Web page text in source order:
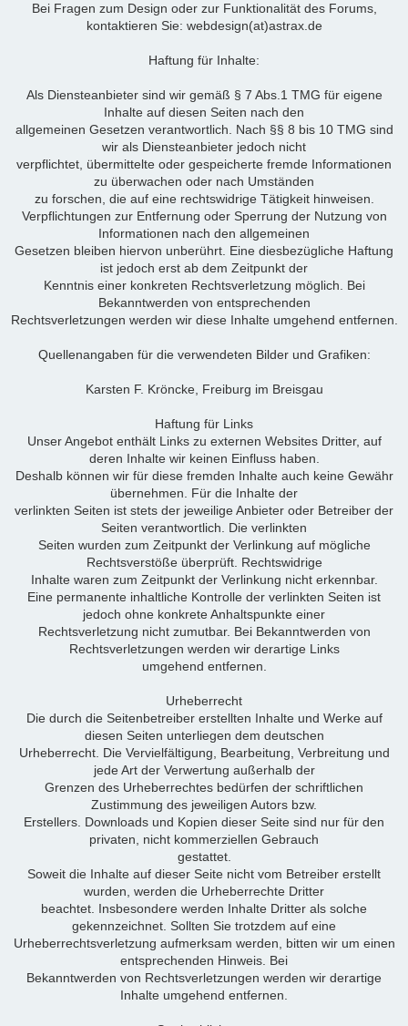
Bei Fragen zum Design oder zur Funktionalität des Forums,
kontaktieren Sie: webdesign(at)astrax.de
Haftung für Inhalte:
Als Diensteanbieter sind wir gemäß § 7 Abs.1 TMG für eigene
Inhalte auf diesen Seiten nach den
allgemeinen Gesetzen verantwortlich. Nach §§ 8 bis 10 TMG sind
wir als Diensteanbieter jedoch nicht
verpflichtet, übermittelte oder gespeicherte fremde Informationen
zu überwachen oder nach Umständen
zu forschen, die auf eine rechtswidrige Tätigkeit hinweisen.
Verpflichtungen zur Entfernung oder Sperrung der Nutzung von
Informationen nach den allgemeinen
Gesetzen bleiben hiervon unberührt. Eine diesbezügliche Haftung
ist jedoch erst ab dem Zeitpunkt der
Kenntnis einer konkreten Rechtsverletzung möglich. Bei
Bekanntwerden von entsprechenden
Rechtsverletzungen werden wir diese Inhalte umgehend entfernen.
Quellenangaben für die verwendeten Bilder und Grafiken:
Karsten F. Kröncke, Freiburg im Breisgau
Haftung für Links
Unser Angebot enthält Links zu externen Websites Dritter, auf
deren Inhalte wir keinen Einfluss haben.
Deshalb können wir für diese fremden Inhalte auch keine Gewähr
übernehmen. Für die Inhalte der
verlinkten Seiten ist stets der jeweilige Anbieter oder Betreiber der
Seiten verantwortlich. Die verlinkten
Seiten wurden zum Zeitpunkt der Verlinkung auf mögliche
Rechtsverstöße überprüft. Rechtswidrige
Inhalte waren zum Zeitpunkt der Verlinkung nicht erkennbar.
Eine permanente inhaltliche Kontrolle der verlinkten Seiten ist
jedoch ohne konkrete Anhaltspunkte einer
Rechtsverletzung nicht zumutbar. Bei Bekanntwerden von
Rechtsverletzungen werden wir derartige Links
umgehend entfernen.
Urheberrecht
Die durch die Seitenbetreiber erstellten Inhalte und Werke auf
diesen Seiten unterliegen dem deutschen
Urheberrecht. Die Vervielfältigung, Bearbeitung, Verbreitung und
jede Art der Verwertung außerhalb der
Grenzen des Urheberrechtes bedürfen der schriftlichen
Zustimmung des jeweiligen Autors bzw.
Erstellers. Downloads und Kopien dieser Seite sind nur für den
privaten, nicht kommerziellen Gebrauch
gestattet.
Soweit die Inhalte auf dieser Seite nicht vom Betreiber erstellt
wurden, werden die Urheberrechte Dritter
beachtet. Insbesondere werden Inhalte Dritter als solche
gekennzeichnet. Sollten Sie trotzdem auf eine
Urheberrechtsverletzung aufmerksam werden, bitten wir um einen
entsprechenden Hinweis. Bei
Bekanntwerden von Rechtsverletzungen werden wir derartige
Inhalte umgehend entfernen.